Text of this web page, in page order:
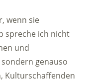
wenn sie
spreche ich nicht
und
genauso
Kulturschaffenden